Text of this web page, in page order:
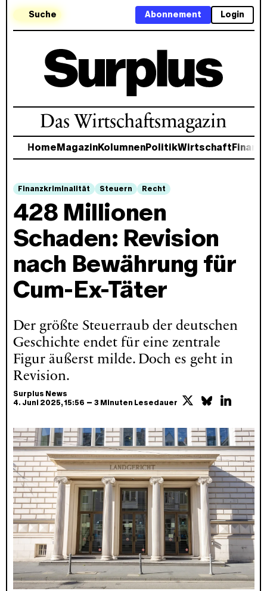
Suche Login
Abonnement
Das Wirtschaftsmagazin
Home MagazinKolumnenPolitikWirtschaft
Finanzkriminalität Steuern Recht
428 Millionen
Schaden: Revision
nach Bewährung für
Cum-Ex-Täter
Der größte Steuerraub der deutschen
Geschichte endet für eine zentrale
Figur äußerst milde. Doch es geht in
Revision.
Surplus News
4. Juni 2025, 15:56 – 3 Minuten Lesedauer